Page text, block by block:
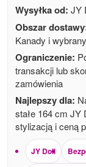
Wysyłka od: JY
Obszar
Kanady i
Ograniczenie:
transakcji lub
zamówienia
Najlepszy dla:
stałe 164 cm JY
stylizacją i ceną
JY Doll